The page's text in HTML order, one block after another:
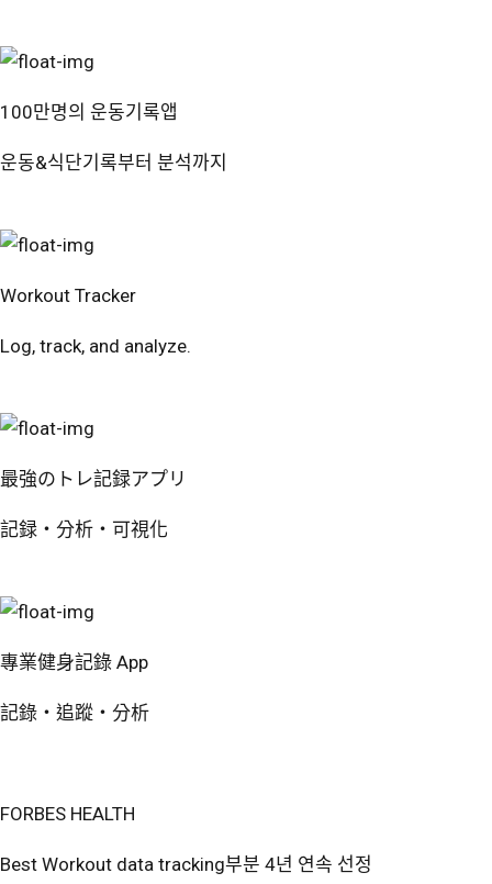
100만명의 운동기록앱
운동&식단기록부터 분석까지
Workout Tracker
Log, track, and analyze.
最強のトレ記録アプリ
記録・分析・可視化
專業健身記錄 App
記錄・追蹤・分析
FORBES HEALTH
Best Workout data tracking부분 4년 연속 선정